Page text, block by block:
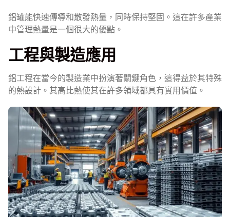
鋁罐能快速傳導和散發熱量，同時保持堅固。這在許多產業
中管理熱量是一個很大的優點。
工程與製造應用
鋁工程在當今的製造業中扮演著關鍵角色，這得益於其特殊
的熱設計。其高比熱使其在許多領域都具有實用價值。